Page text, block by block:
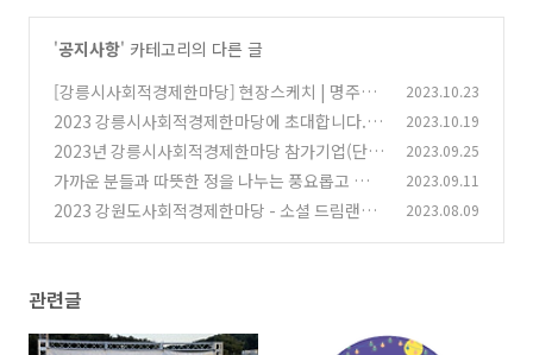
'공지사항' 카테고리의 다른 글
[강릉시사회적경제한마당] 현장스케치 | 명주프
리마켓과 함께하는 2023 강릉시사회적경제한마
당 (10/21 토요일)
(0)
2023.10.23
2023 강릉시사회적경제한마당에 초대합니다.
(0)
2023.10.19
2023년 강릉시사회적경제한마당 참가기업(단
체) 모집 공고
(0)
2023.09.25
가까운 분들과 따뜻한 정을 나누는 풍요롭고 넉넉
한 한가위 보내세요.
(0)
2023.09.11
2023 강원도사회적경제한마당 - 소셜 드림랜드
2023.08.09
관련글